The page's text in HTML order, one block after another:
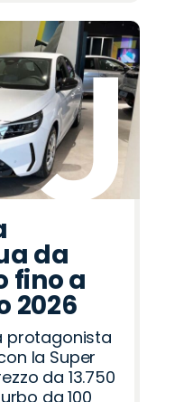
da
fino a
2026
protagonista
la Super
da 13.750
da 100